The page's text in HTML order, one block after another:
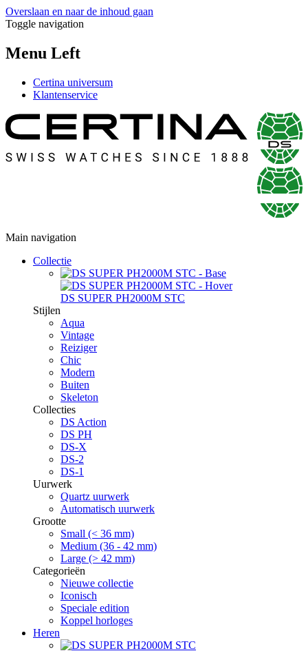
Overslaan en naar de inhoud gaan
Toggle navigation
Menu Left
Certina universum
Klantenservice
Main navigation
Collectie
DS SUPER PH2000M STC
Stijlen
Aqua
Vintage
Reiziger
Chic
Modern
Buiten
Skeleton
Collecties
DS Action
DS PH
DS-X
DS-2
DS-1
Uurwerk
Quartz uurwerk
Automatisch uurwerk
Grootte
Small (< 36 mm)
Medium (36 - 42 mm)
Large (> 42 mm)
Categorieën
Nieuwe collectie
Iconisch
Speciale edition
Koppel horloges
Heren